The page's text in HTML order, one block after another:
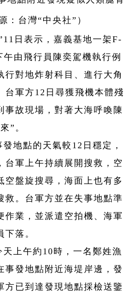
：台灣“中央社”）
日表示，嘉義基地一架F-
由飛行員陳奕駕機執行例
行對地炸射科目、進行大角
台軍方12日尋獲飛機本體殘
事故現場，對著大海呼喚陳
”。
地點的天氣較12日穩定，
台軍上午持續展開搜救，空
空盤旋搜尋，海面上也有多
救。台軍方並在失事地點準
作業，並派遣空拍機、海軍
落。
天上午約10時，一名鄭姓漁
事發地點附近海堤岸邊，發
方已到達發現地點採檢送鑒